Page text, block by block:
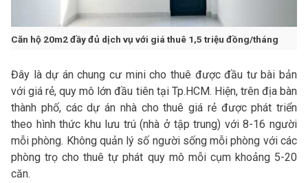
Căn hộ 20m2 đầy đủ dịch vụ với giá thuê 1,5 triệu đồng/tháng
Đây là dự án chung cư mini cho thuê được đầu tư bài bản
với giá rẻ, quy mô lớn đầu tiên tại Tp.HCM. Hiện, trên địa bàn
thành phố, các dự án nhà cho thuê giá rẻ được phát triển
theo hình thức khu lưu trú (nhà ở tập trung) với 8-16 người
mỗi phòng. Không quản lý số người sống mỗi phòng với các
phòng trọ cho thuê tự phát quy mô mỗi cụm khoảng 5-20
căn.